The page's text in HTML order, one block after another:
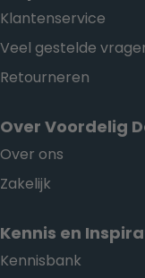
Klantenservice
Veel gestelde
Retourneren
Over Voordelig
Over ons
Zakelijk
Kennis en
Kennisbank